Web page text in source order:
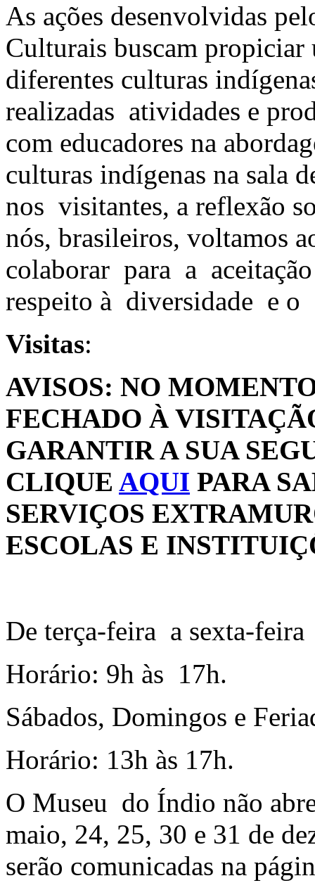
As ações desenvolvidas
Culturais buscam propiciar
diferentes culturas
realizadas atividades e
com educadores na
culturas indígenas na sala
nos visitantes, a reflexão
nós, brasileiros, voltamos
colaborar para a
respeito à diversidade e
Visitas:
AVISOS: NO
FECHADO À
GARANTIR A SUA
CLIQUE AQUI PARA
SERVIÇOS
ESCOLAS E
De terça-feira a sexta-feira
Horário: 9h às 17h.
Sábados, Domingos e
Horário: 13h às 17h.
O Museu do Índio não
maio, 24, 25, 30 e 31 de
serão comunicadas na